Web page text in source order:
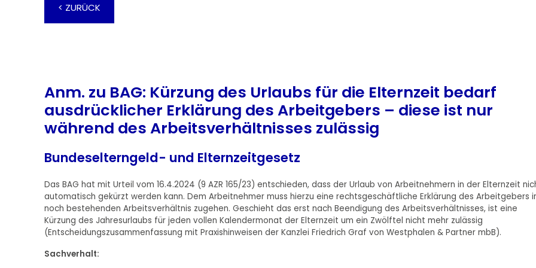
< ZURÜCK
Anm. zu BAG: Kürzung des Urlaubs für die Elternzeit bedarf
ausdrücklicher Erklärung des Arbeitgebers – diese ist nur
während des Arbeitsverhältnisses zulässig
Bundeselterngeld- und Elternzeitgesetz
Das BAG hat mit Urteil vom 16.4.2024 (9 AZR 165/23) entschieden, dass der Urlaub von Arbeitnehmern in der Elternzeit
automatisch gekürzt werden kann. Dem Arbeitnehmer muss hierzu eine rechtsgeschäftliche Erklärung des Arbeitgebers
noch bestehenden Arbeitsverhältnis zugehen. Geschieht das erst nach Beendigung des Arbeitsverhältnisses, ist eine
Kürzung des Jahresurlaubs für jeden vollen Kalendermonat der Elternzeit um ein Zwölftel nicht mehr zulässig
(Entscheidungszusammenfassung mit Praxishinweisen der Kanzlei Friedrich Graf von Westphalen & Partner mbB).
Sachverhalt: